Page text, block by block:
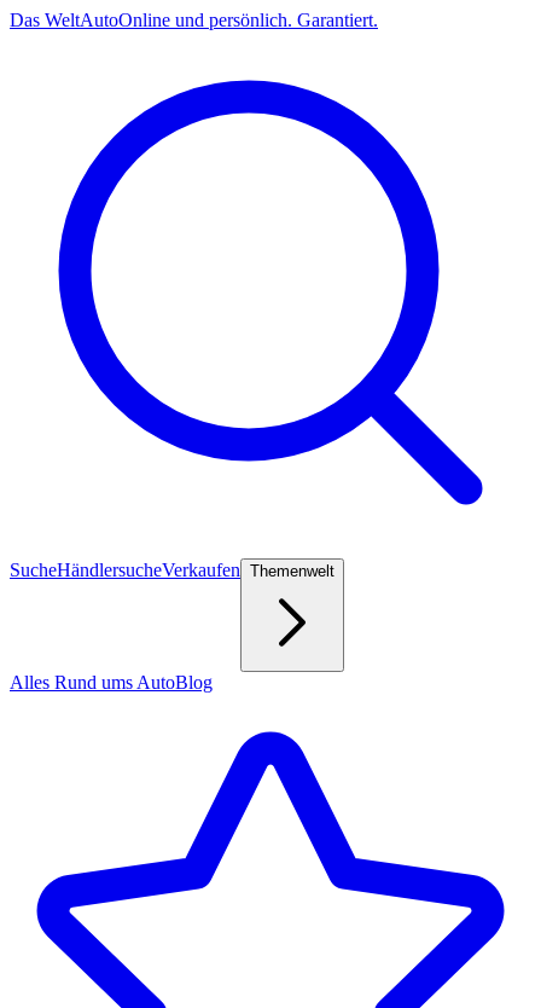
Das WeltAutoOnline und persönlich. Garantiert.
SucheHändlersucheVerkaufen Themenwelt
Alles Rund ums AutoBlog